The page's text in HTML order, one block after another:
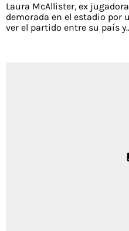
Laura McAllister, ex
demorada en el estadio por
ver el partido entre su país